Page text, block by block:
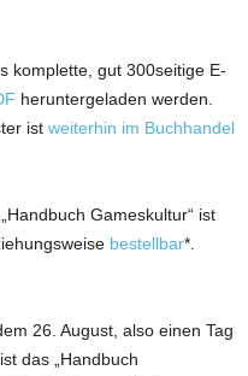
komplette, gut 300seitige E-
heruntergeladen werden.
ist weiterhin im Buchhandel
Gameskultur“ ist
bestellbar*.
26. August, also einen Tag
, ist das „Handbuch